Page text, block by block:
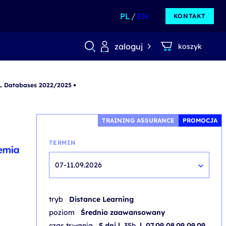
PL EN KONTAKT
zaloguj koszyk
Databases 2022/2025
TRAINING ASSURANCE PROMOCJA
TERMIN
07-11.09.2026
tryb
Distance Learning
poziom
Średnio zaawansowany